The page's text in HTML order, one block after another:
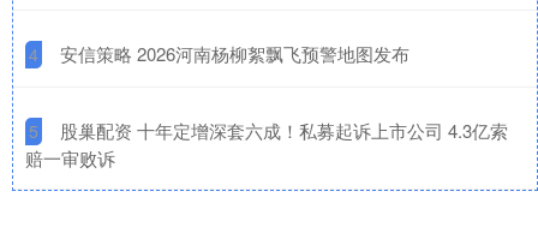
4 ​安信策略 2026河南杨柳絮飘飞预警地图发布
5
​股巢配资 十年定增深套六成！私募起诉上市公司 4.3亿索
赔一审败诉